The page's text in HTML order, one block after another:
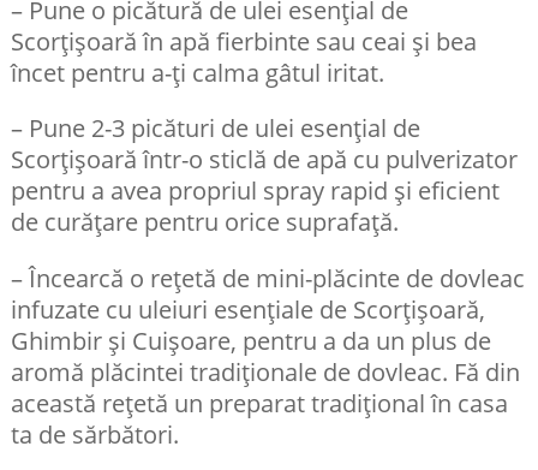
– Pune o picătură de ulei esențial de
Scorțișoară în apă fierbinte sau ceai și bea
încet pentru a-ți calma gâtul iritat.
– Pune 2-3 picături de ulei esențial de
Scorțișoară într-o sticlă de apă cu pulverizator
pentru a avea propriul spray rapid și eficient
de curățare pentru orice suprafață.
– Încearcă o rețetă de mini-plăcinte de dovleac
infuzate cu uleiuri esențiale de Scorțișoară,
Ghimbir și Cuișoare, pentru a da un plus de
aromă plăcintei tradiționale de dovleac. Fă din
această rețetă un preparat tradițional în casa
ta de sărbători.